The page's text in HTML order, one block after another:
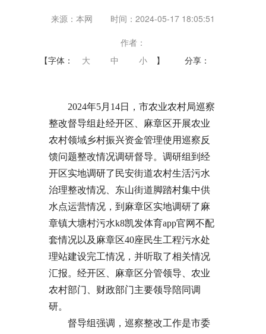
来源：本网
时间：2024-05-17 18:05:51
作者：
【字体：
大 中 小 】 分享：
2024年5月14日，市农业农村局巡察
整改督导组赴经开区、麻章区开展农业
农村领域乡村振兴资金管理使用巡察反
馈问题整改情况调研督导。调研组到经
开区实地调研了民安街道农村生活污水
治理整改情况、东山街道脚踏村集中供
水点运营情况，到麻章区实地调研了麻
章镇大塘村污水k8凯发体育app官网不配
套情况以及麻章区40座民生工程污水处
理站建设完工情况，并听取了相关情况
汇报。经开区、麻章区分管领导、农业
农村部门、财政部门主要领导陪同调
研。
督导组强调，巡察整改工作是市委